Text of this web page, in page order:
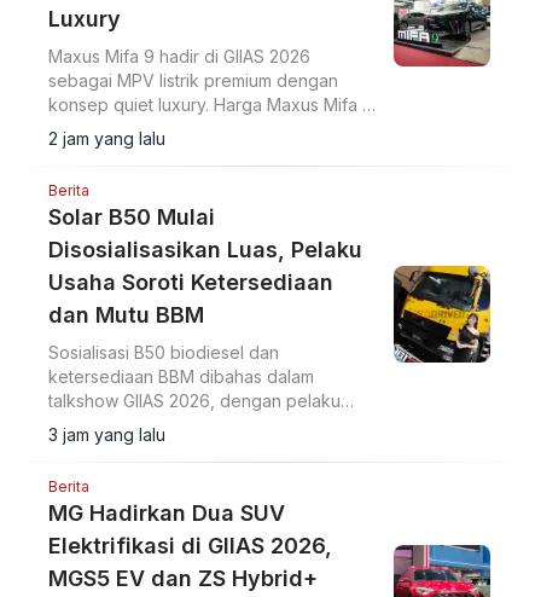
Luxury
Maxus Mifa 9 hadir di GIIAS 2026
sebagai MPV listrik premium dengan
konsep quiet luxury. Harga Maxus Mifa 9
OTR Jakarta Rp958 juta dilengkapi
baterai 90 kWh dan fitur kabin mewah.
2 jam yang lalu
Berita
Solar B50 Mulai
Disosialisasikan Luas, Pelaku
Usaha Soroti Ketersediaan
dan Mutu BBM
Sosialisasi B50 biodiesel dan
ketersediaan BBM dibahas dalam
talkshow GIIAS 2026, dengan pelaku
usaha menekankan distribusi dan kualitas
bahan bakar.
3 jam yang lalu
Berita
MG Hadirkan Dua SUV
Elektrifikasi di GIIAS 2026,
MGS5 EV dan ZS Hybrid+